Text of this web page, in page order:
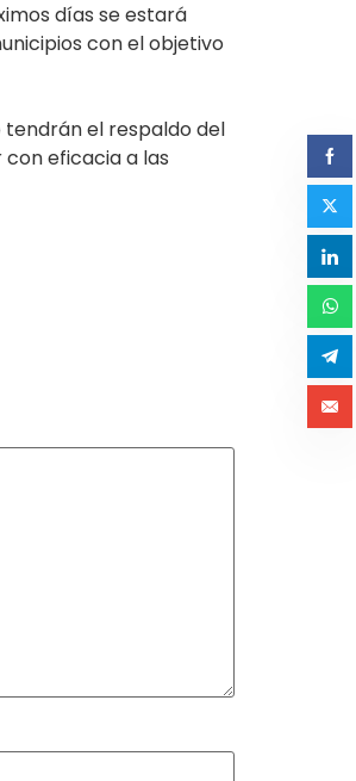
días se estará
con el objetivo
tendrán el respaldo del
eficacia a las